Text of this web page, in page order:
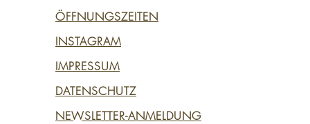
ÖFFNUNGSZEITEN
INSTAGRAM
IMPRESSUM
DATENSCHUTZ
NEWSLETTER-ANMELDUNG